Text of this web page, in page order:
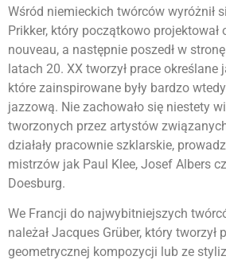
Wśród niemieckich twórców wyróżnił
Prikker, który początkowo projektował
nouveau, a następnie poszedł w
latach 20. XX tworzył prace określane
które zainspirowane były bardzo
jazzową. Nie zachowało się niestety
tworzonych przez artystów
działały pracownie szklarskie,
mistrzów jak Paul Klee, Josef Albers
Doesburg.
We Francji do najwybitniejszych
należał Jacques Grüber, który tworzył
geometrycznej kompozycji lub ze